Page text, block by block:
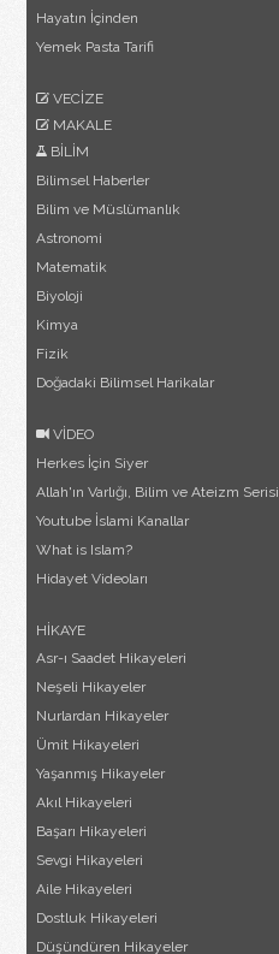
Hayatın İçinden
Yemek Pasta Tarifi
VECİZE
MAKALE
BİLİM
Bilimsel Haberler
Bilim ve Müslümanlık
Astronomi
Matematik
Biyoloji
Kimya
Fizik
Doğadaki Bilimsel Harikalar
VİDEO
Herkes İçin Siyer
Allah'ın Varlığı, Bilim ve Ateizm Serisi
Youtube İslami Kanallar
What is Islam?
Hidayet Videoları
HİKAYE
Asr-ı Saadet Hikayeleri
Neşeli Hikayeler
Nurlardan Hikayeler
Ümit Hikayeleri
Yaşanmış Hikayeler
Akıl Hikayeleri
Başarı Hikayeleri
Sevgi Hikayeleri
Aile Hikayeleri
Dostluk Hikayeleri
Düşündüren Hikayeler